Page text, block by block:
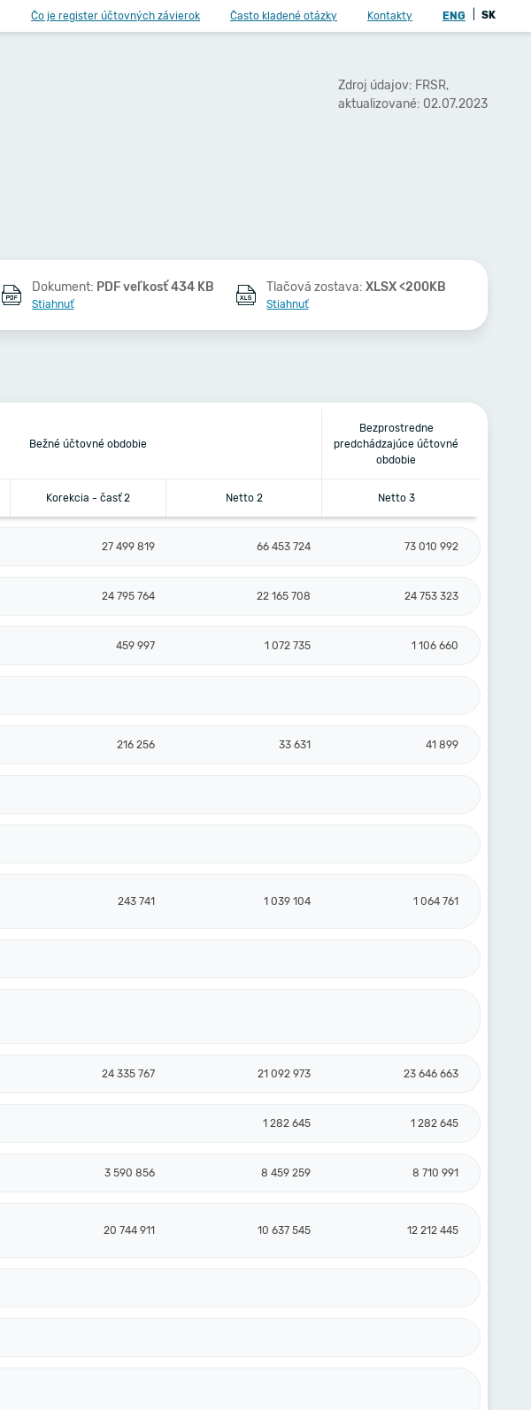
Čo je register účtovných závierok Často kladené otázky Kontakty ENG SK
Zdroj údajov: FRSR,
aktualizované: 02.07.2023
Dokument: PDF veľkosť 434 KB
Stiahnuť
Tlačová zostava:XLSX <200KB
Stiahnuť
Bežné účtovné obdobie
Bezprostredne
predchádzajúce účtovné
obdobie
Korekcia - časť 2 Netto 2 Netto 3
27 499 819 66 453 724 73 010 992
24 795 764 22 165 708 24 753 323
459 997 1 072 735 1 106 660
216 256 33 631 41 899
243 741 1 039 104 1 064 761
24 335 767 21 092 973 23 646 663
1 282 645 1 282 645
3 590 856 8 459 259 8 710 991
20 744 911 10 637 545 12 212 445